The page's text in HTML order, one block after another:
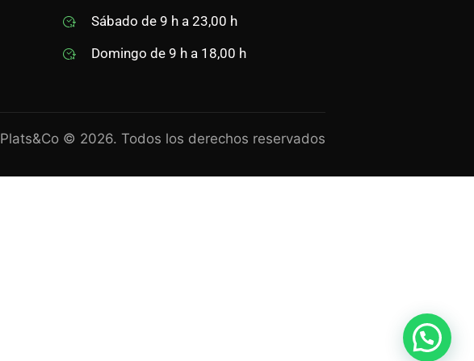
Sábado de 9 h a 23,00 h
Domingo de 9 h a 18,00 h
Plats&Co © 2026. Todos los derechos reservados